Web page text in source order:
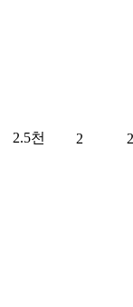
2.5천 2 2